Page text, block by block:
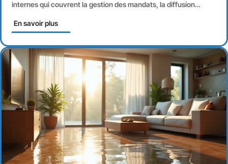
internes qui couvrent la gestion des mandats, la diffusion…
En savoir plus